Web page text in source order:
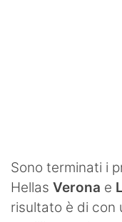
Sono terminati i
Hellas Verona e
risultato è di con